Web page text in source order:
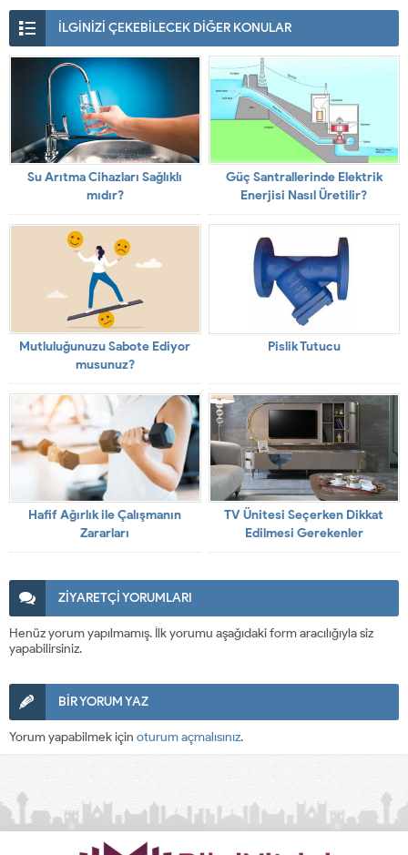
İLGİNİZİ ÇEKEBİLECEK DİĞER KONULAR
Su Arıtma Cihazları Sağlıklı
mıdır?
Güç Santrallerinde Elektrik
Enerjisi Nasıl Üretilir?
Mutluluğunuzu Sabote Ediyor
musunuz?
Pislik Tutucu
Hafif Ağırlık ile Çalışmanın
Zararları
TV Ünitesi Seçerken Dikkat
Edilmesi Gerekenler
ZİYARETÇİ YORUMLARI
Henüz yorum yapılmamış. İlk yorumu aşağıdaki form aracılığıyla siz
yapabilirsiniz.
BİR YORUM YAZ
Yorum yapabilmek için oturum açmalısınız.